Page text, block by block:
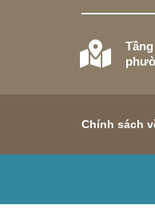
Chính sách